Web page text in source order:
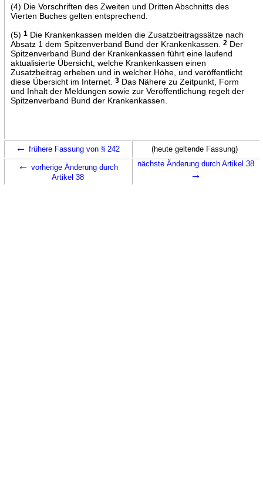
(4) Die Vorschriften des Zweiten und Dritten Abschnitts des
Vierten Buches gelten entsprechend.
(5) 1Die Krankenkassen melden die Zusatzbeitragssätze nach
Absatz 1 dem Spitzenverband Bund der Krankenkassen.
2Der
Spitzenverband Bund der Krankenkassen führt eine laufend
aktualisierte Übersicht, welche Krankenkassen einen
Zusatzbeitrag erheben und in welcher Höhe, und veröffentlicht
diese Übersicht im Internet.
3Das Nähere zu Zeitpunkt, Form
und Inhalt der Meldungen sowie zur Veröffentlichung regelt der
Spitzenverband Bund der Krankenkassen.
← frühere Fassung von § 242 (heute geltende Fassung)
← vorherige Änderung durch
Artikel 38
nächste Änderung durch Artikel 38
→